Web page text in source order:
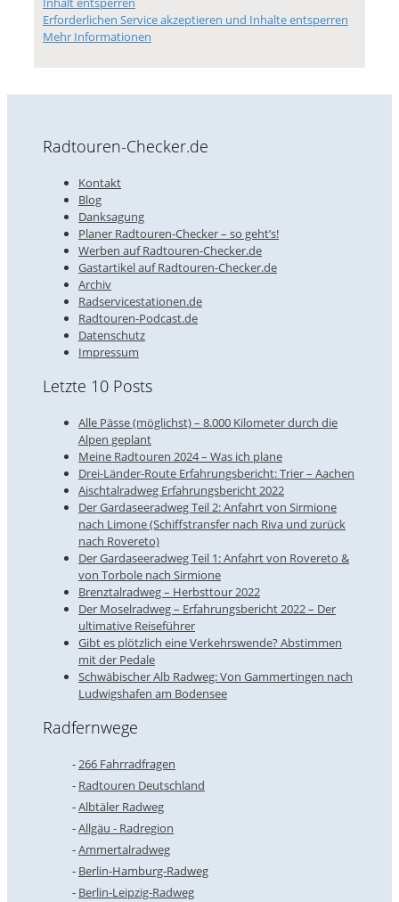
Erforderlichen Service akzeptieren und Inhalte entsperren
Mehr Informationen
Radtouren-Checker.de
Kontakt
Blog
Danksagung
Planer Radtouren-Checker – so geht’s!
Werben auf Radtouren-Checker.de
Gastartikel auf Radtouren-Checker.de
Archiv
Radservicestationen.de
Radtouren-Podcast.de
Datenschutz
Impressum
Letzte 10 Posts
Alle Pässe (möglichst) – 8.000 Kilometer durch die
Alpen geplant
Meine Radtouren 2024 – Was ich plane
Drei-Länder-Route Erfahrungsbericht: Trier – Aachen
Aischtalradweg Erfahrungsbericht 2022
Der Gardaseeradweg Teil 2: Anfahrt von Sirmione
nach Limone (Schiffstransfer nach Riva und zurück
nach Rovereto)
Der Gardaseeradweg Teil 1: Anfahrt von Rovereto &
von Torbole nach Sirmione
Brenztalradweg – Herbsttour 2022
Der Moselradweg – Erfahrungsbericht 2022 – Der
ultimative Reiseführer
Gibt es plötzlich eine Verkehrswende? Abstimmen
mit der Pedale
Schwäbischer Alb Radweg: Von Gammertingen nach
Ludwigshafen am Bodensee
Radfernwege
266 Fahrradfragen
Radtouren Deutschland
Albtäler Radweg
Allgäu - Radregion
Ammertalradweg
Berlin-Hamburg-Radweg
Berlin-Leipzig-Radweg